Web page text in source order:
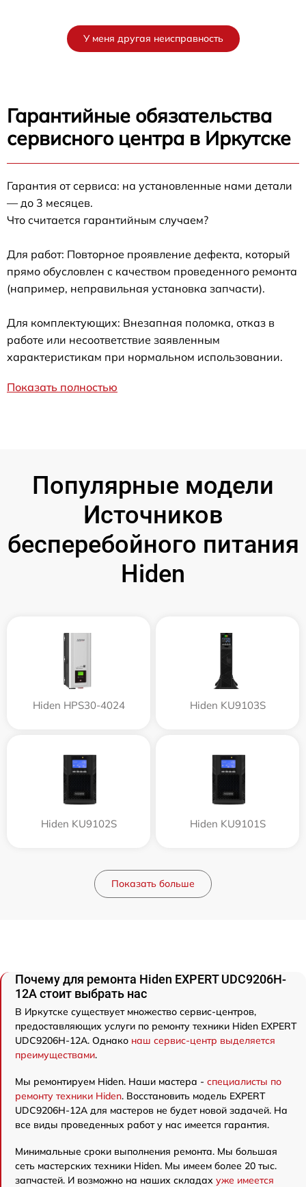
У меня другая неисправность
Гарантийные обязательства
сервисного центра в Иркутске
Гарантия от сервиса: на установленные нами детали
— до 3 месяцев.
Что считается гарантийным случаем?
Для работ: Повторное проявление дефекта, который
прямо обусловлен с качеством проведенного ремонта
(например, неправильная установка запчасти).
Для комплектующих: Внезапная поломка, отказ в
работе или несоответствие заявленным
характеристикам при нормальном использовании.
Показать полностью
Популярные модели
Источников
бесперебойного питания
Hiden
Hiden HPS30-4024 Hiden KU9103S
Hiden KU9102S Hiden KU9101S
Показать больше
Почему для ремонта Hiden EXPERT UDC9206H-
12A стоит выбрать нас
В Иркутске существует множество сервис-центров,
предоставляющих услуги по ремонту техники Hiden EXPERT
UDC9206H-12A. Однако наш сервис-центр выделяется
преимуществами.
Мы ремонтируем Hiden. Наши мастера - специалисты по
ремонту техники Hiden. Восстановить модель EXPERT
UDC9206H-12A для мастеров не будет новой задачей. На
все виды проведенных работ у нас имеется гарантия.
Минимальные сроки выполнения ремонта. Мы большая
сеть мастерских техники Hiden. Мы имеем более 20 тыс.
запчастей. И возможно на наших складах уже имеется